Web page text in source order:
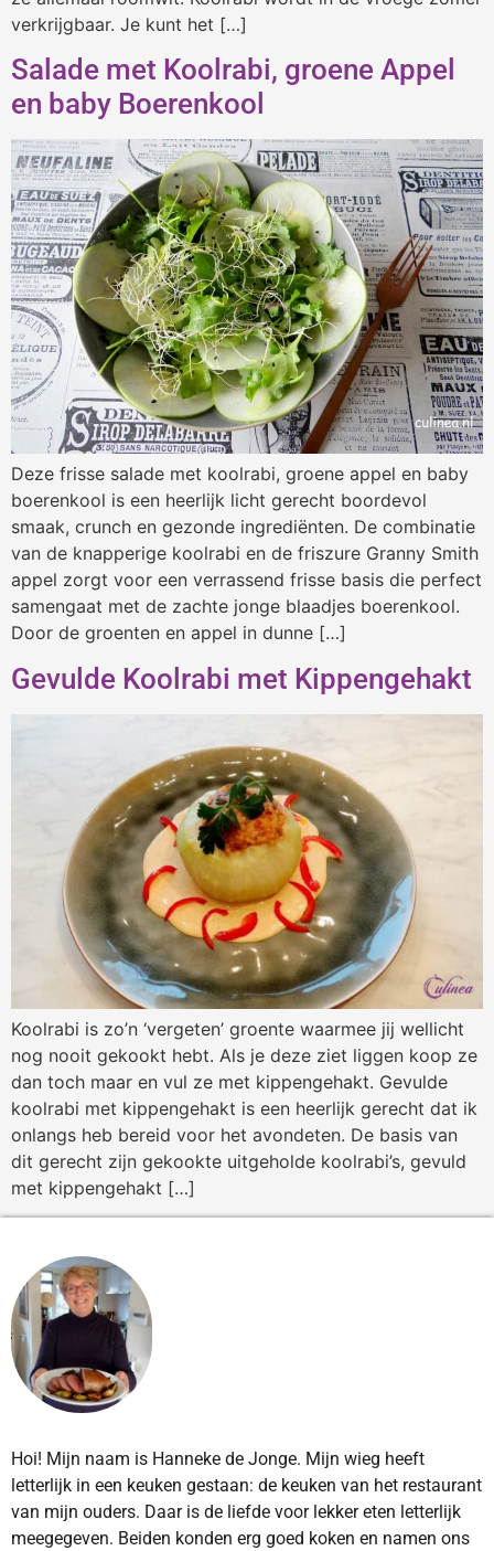
verkrijgbaar. Je kunt het […]
Salade met Koolrabi, groene Appel
en baby Boerenkool
Deze frisse salade met koolrabi, groene appel en baby
boerenkool is een heerlijk licht gerecht boordevol
smaak, crunch en gezonde ingrediënten. De combinatie
van de knapperige koolrabi en de friszure Granny Smith
appel zorgt voor een verrassend frisse basis die perfect
samengaat met de zachte jonge blaadjes boerenkool.
Door de groenten en appel in dunne […]
Gevulde Koolrabi met Kippengehakt
Koolrabi is zo’n ‘vergeten’ groente waarmee jij wellicht
nog nooit gekookt hebt. Als je deze ziet liggen koop ze
dan toch maar en vul ze met kippengehakt. Gevulde
koolrabi met kippengehakt is een heerlijk gerecht dat ik
onlangs heb bereid voor het avondeten. De basis van
dit gerecht zijn gekookte uitgeholde koolrabi’s, gevuld
met kippengehakt […]
Hoi! Mijn naam is Hanneke de Jonge. Mijn wieg heeft
letterlijk in een keuken gestaan: de keuken van het restaurant
van mijn ouders. Daar is de liefde voor lekker eten letterlijk
meegegeven. Beiden konden erg goed koken en namen ons